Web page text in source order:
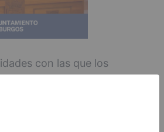
con las que los